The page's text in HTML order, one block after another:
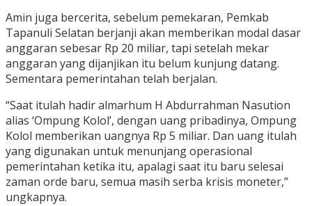
Amin juga bercerita, ‎sebelum pemekaran, Pemkab
Tapanuli Selatan berjanji akan memberikan modal dasar
anggaran sebesar Rp 20 miliar, tapi setelah mekar
anggaran yang dijanjikan itu belum kunjung datang.
Sementara pemerintahan telah berjalan.
“Saat itulah hadir almarhum H Abdurrahman Nasution
alias ‘Ompung Kolol’, dengan uang pribadinya, Ompung
Kolol memberikan uangnya Rp 5 miliar. Dan uang itulah
yang digunakan untuk menunjang operasional
pemerintahan ketika itu, apalagi saat itu baru selesai
zaman orde baru, semua masih serba krisis moneter,”
ungkapnya.